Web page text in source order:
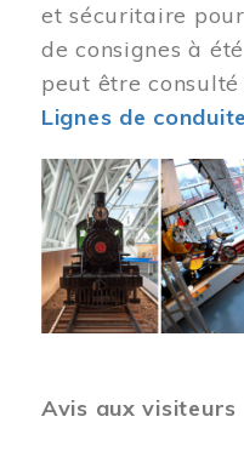
et sécuritaire
de consignes à
peut être
Lignes de
Image
Avis aux visiteurs